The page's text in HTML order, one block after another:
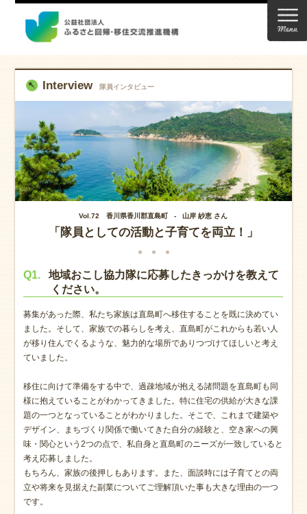
Interview 隊員インタビュー
Vol.72 香川県香川郡直島町 - 山岸 紗恵 さん
「隊員としての活動と子育てを両立！」
Q1.
地域おこし協力隊に応募したきっかけを教えて
ください。
募集があった際、私たち家族は直島町へ移住することを既に決めてい
ました。そして、家族での暮らしを考え、直島町がこれからも若い人
が移り住んでくるような、魅力的な場所でありつづけてほしいと考え
ていました。
移住に向けて準備をする中で、過疎地域が抱える諸問題を直島町も同
様に抱えていることがわかってきました。特に住宅の供給が大きな課
題の一つとなっていることがわかりました。そこで、これまで建築や
デザイン、まちづくり関係で働いてきた自分の経験と、空き家への興
味・関心という2つの点で、私自身と直島町のニーズが一致していると
考え応募しました。
もちろん、家族の後押しもあります。また、面談時には子育てとの両
立や将来を見据えた副業についてご理解頂いた事も大きな理由の一つ
です。